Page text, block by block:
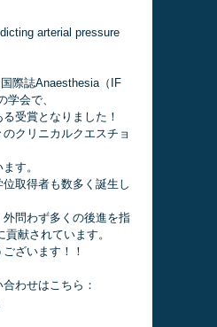
arterial pressure
際誌Anaesthesia（IF
会で、
受賞となりました！
クリニカルクエスチョ
す。
取得者も数多く誕生し
問わず多くの後進を指
献されています。
ざいます！！
わせはこちら：